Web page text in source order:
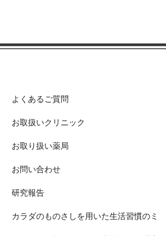
よくあるご質問
お取扱いクリニック
お取り扱い薬局
お問い合わせ
研究報告
カラダのものさしを用いた生活習慣のミ